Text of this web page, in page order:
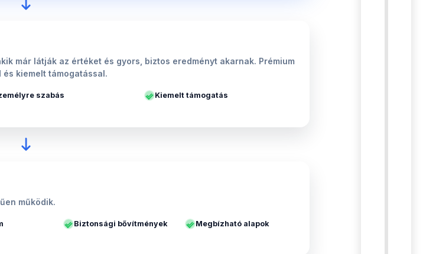
már látják az értéket és gyors, biztos eredményt akarnak. Prémium
kiemelt támogatással.
szabás Kiemelt támogatás
működik.
Biztonsági bővítmények Megbízható alapok